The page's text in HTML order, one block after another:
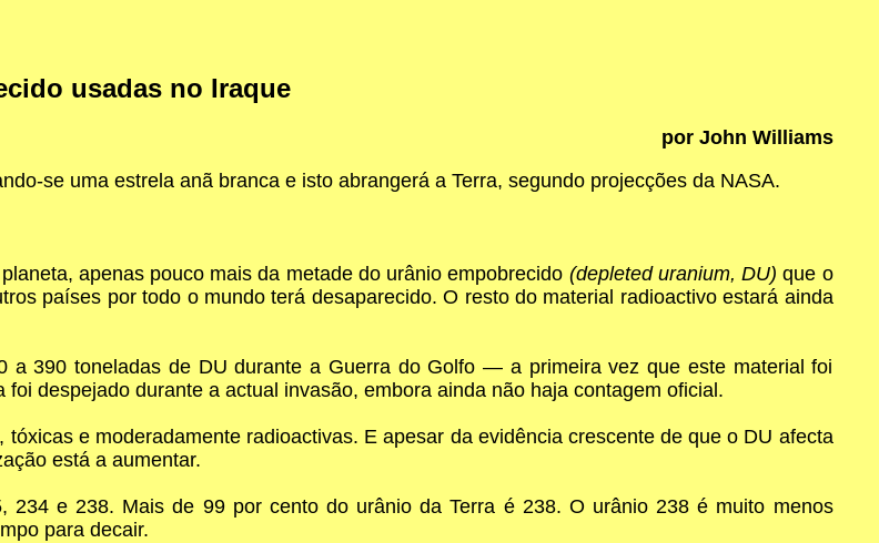
usadas no Iraque
por John Williams
se uma estrela anã branca e isto abrangerá a Terra, segundo projecções da NASA.
apenas pouco mais da metade do urânio empobrecido (depleted uranium, DU)que o
países por todo o mundo terá desaparecido. O resto do material radioactivo estará ainda
a 390 toneladas de DU durante a Guerra do Golfo — a primeira vez que este material foi
despejado durante a actual invasão, embora ainda não haja contagem oficial.
e moderadamente radioactivas. E apesar da evidência crescente de que o DU afecta
está a aumentar.
234 e 238. Mais de 99 por cento do urânio da Terra é 238. O urânio 238 é muito menos
para decair.